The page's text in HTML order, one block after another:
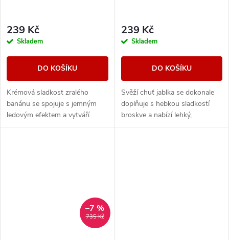
239 Kč
Skladem
DO KOŠÍKU
Krémová sladkost zralého
banánu se spojuje s jemným
ledovým efektem a vytváří
hladkou, osvěžující chuť s
239 Kč
Skladem
DO KOŠÍKU
Svěží chuť jablka se dokonale
doplňuje s hebkou sladkostí
broskve a nabízí lehký,
harmonický ovocný zážitek.
735 Kč
–7 %